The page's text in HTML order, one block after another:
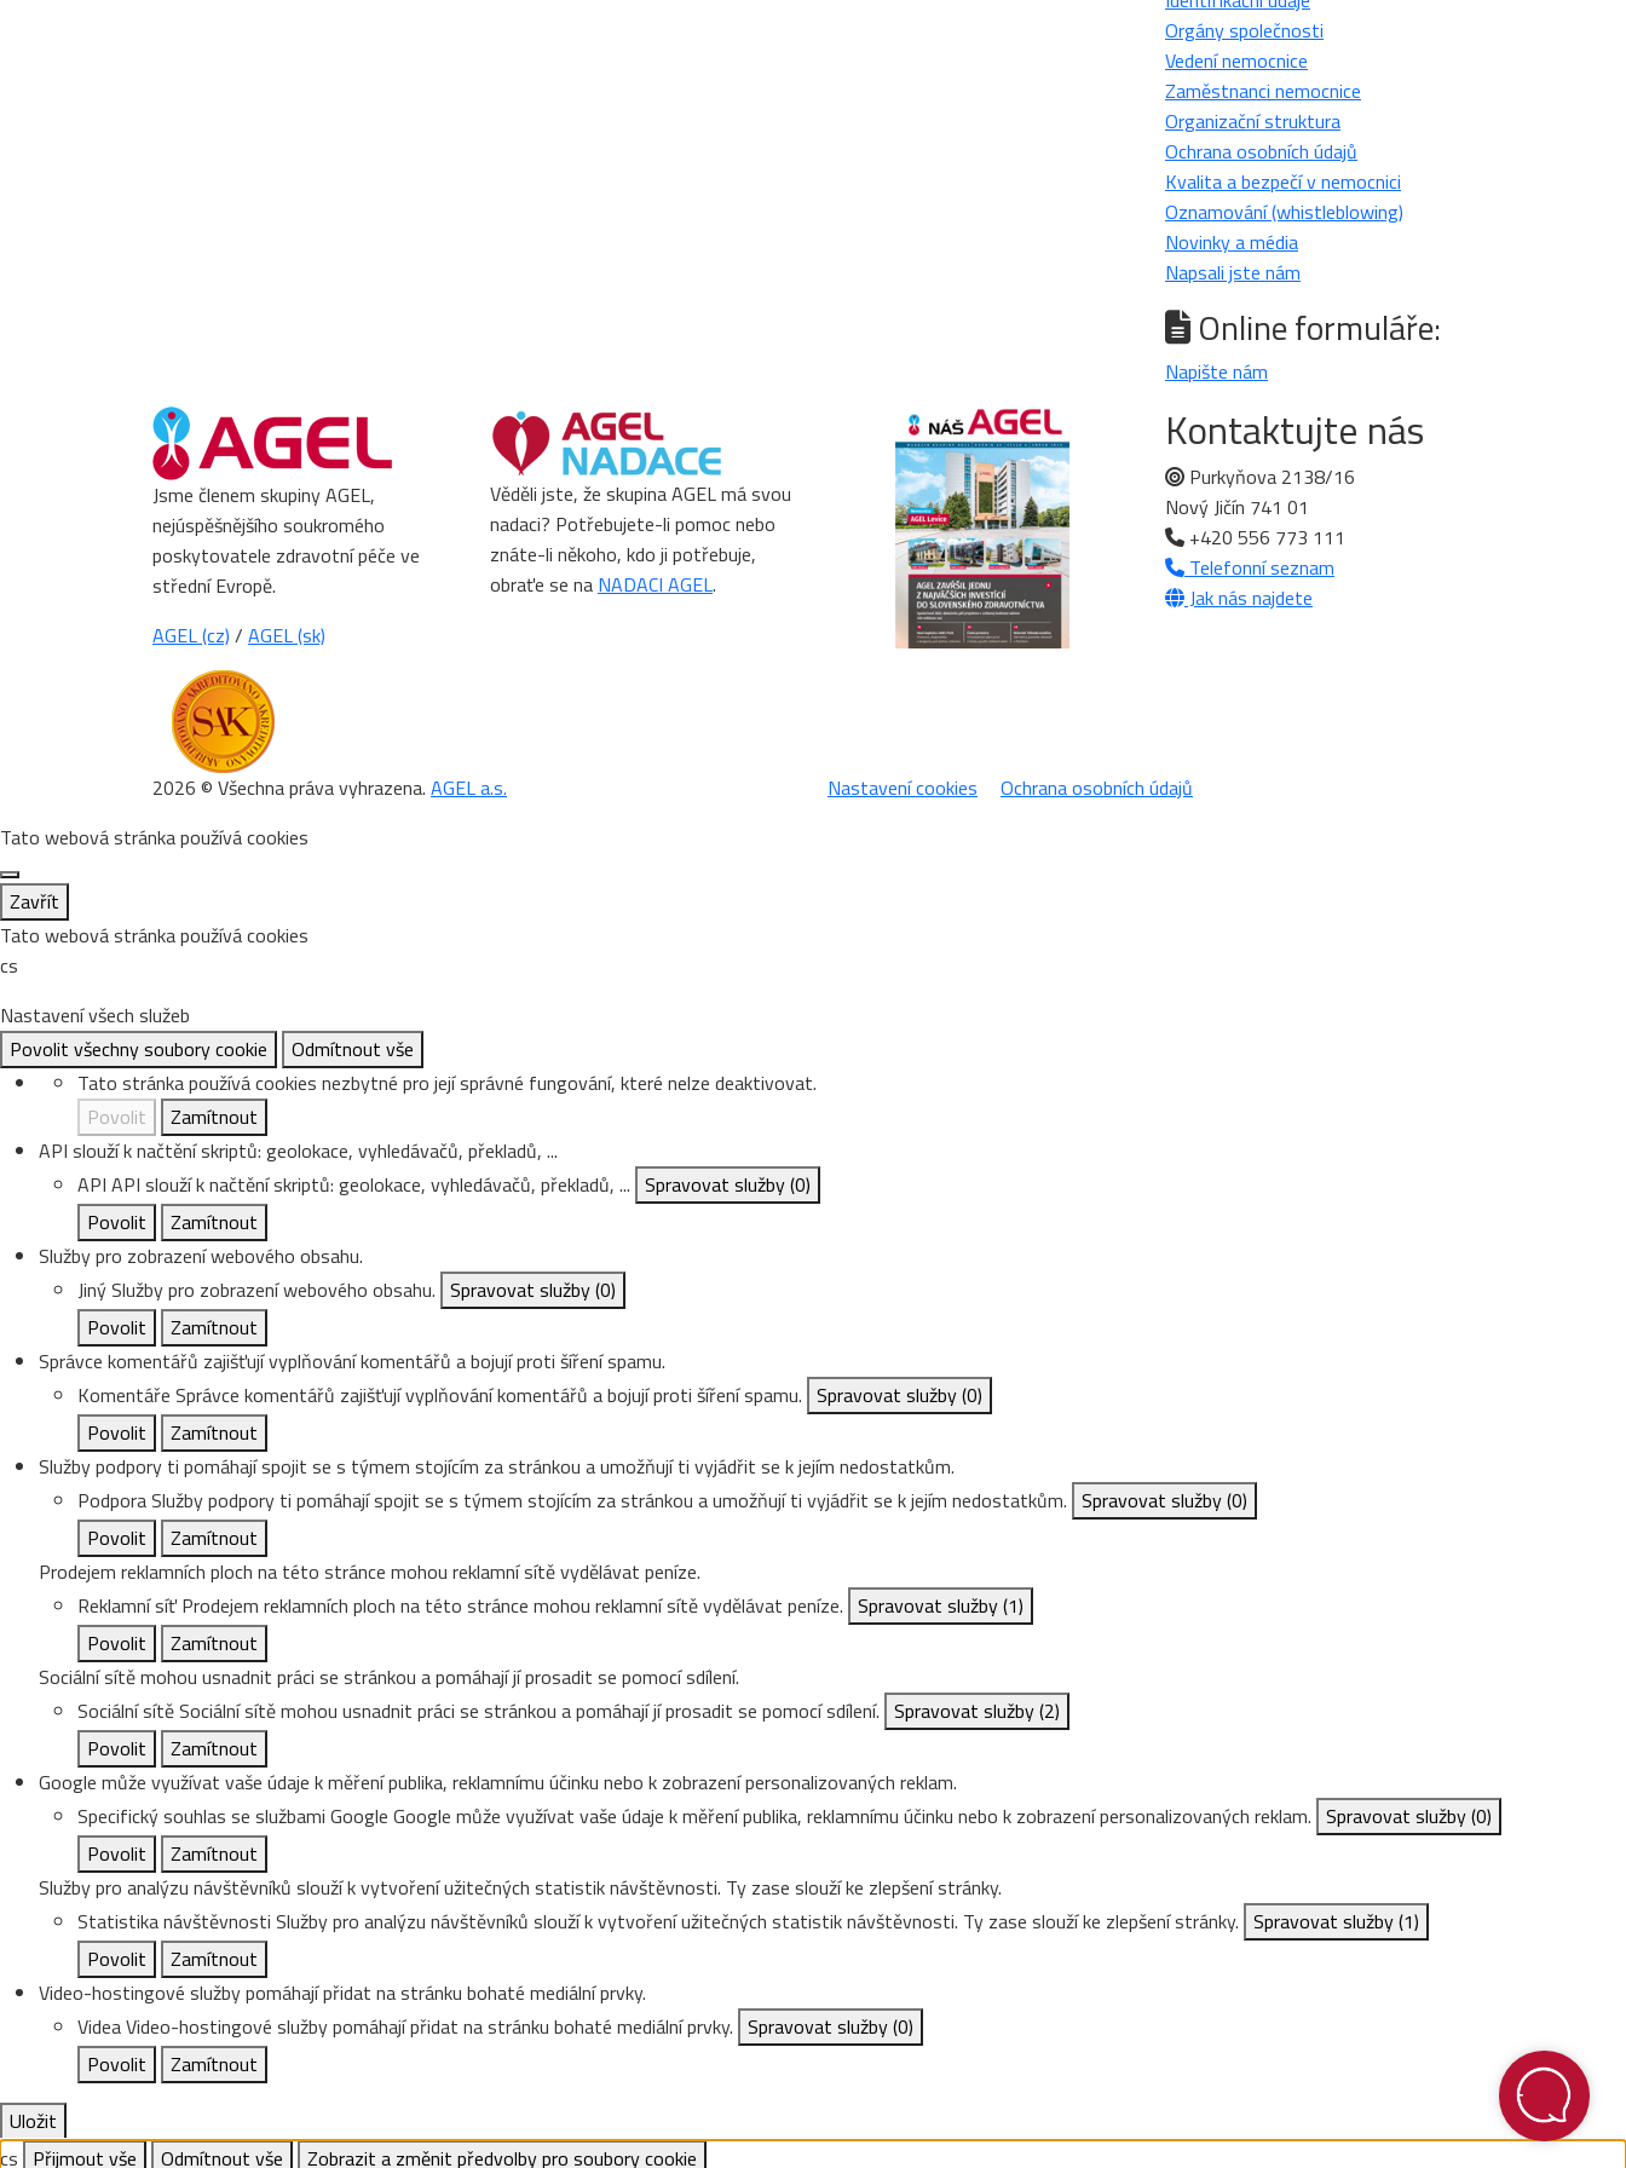
Orgány společnosti
Vedení nemocnice
Zaměstnanci nemocnice
Organizační struktura
Ochrana osobních údajů
Kvalita a bezpečí v nemocnici
Oznamování (whistleblowing)
Novinky a média
Napsali jste nám
Online formuláře:
Napište nám
Jsme členem skupiny AGEL,
nejúspěšnějšího soukromého
poskytovatele zdravotní péče ve
střední Evropě.
AGEL (cz) / AGEL (sk)
Věděli jste, že skupina AGEL má svou
nadaci? Potřebujete-li pomoc nebo
znáte-li někoho, kdo ji potřebuje,
obraťe se na NADACI AGEL.
Kontaktujte nás
Purkyňova 2138/16
Nový Jičín 741 01
+420 556 773 111
Telefonní seznam
Jak nás najdete
2026 © Všechna práva vyhrazena. AGEL a.s. Nastavení cookies
Ochrana osobních údajů
Tato webová stránka používá cookies
Zavřít
Tato webová stránka používá cookies
cs
Nastavení všech služeb
Povolit všechny soubory cookie
Odmítnout vše
Tato stránka používá cookies nezbytné pro její správné fungování, které nelze deaktivovat.
Povolit
Zamítnout
API slouží k načtění skriptů: geolokace, vyhledávačů, překladů, ...
API API slouží k načtění skriptů: geolokace, vyhledávačů, překladů, ... Spravovat služby(0)
Povolit
Zamítnout
Služby pro zobrazení webového obsahu.
JinýSlužby pro zobrazení webového obsahu. Spravovat služby(0)
Povolit
Zamítnout
Správce komentářů zajišťují vyplňování komentářů a bojují proti šíření spamu.
Komentáře Správce komentářů zajišťují vyplňování komentářů a bojují proti šíření spamu. Spravovat služby(0)
Povolit
Zamítnout
Služby podpory ti pomáhají spojit se s týmem stojícím za stránkou a umožňují ti vyjádřit se k jejím nedostatkům.
PodporaSlužby podpory ti pomáhají spojit se s týmem stojícím za stránkou a umožňují ti vyjádřit se k jejím nedostatkům. Spravovat služby(0)
Povolit
Zamítnout
Prodejem reklamních ploch na této stránce mohou reklamní sítě vydělávat peníze.
Reklamní síť Prodejem reklamních ploch na této stránce mohou reklamní sítě vydělávat peníze. Spravovat služby(1)
Povolit
Zamítnout
Sociální sítě mohou usnadnit práci se stránkou a pomáhají jí prosadit se pomocí sdílení.
Sociální sítěSociální sítě mohou usnadnit práci se stránkou a pomáhají jí prosadit se pomocí sdílení. Spravovat služby(2)
Povolit
Zamítnout
Google může využívat vaše údaje k měření publika, reklamnímu účinku nebo k zobrazení personalizovaných reklam.
Specifický souhlas se službami Google Google může využívat vaše údaje k měření publika, reklamnímu účinku nebo k zobrazení personalizovaných reklam. Spravovat služby(0)
Povolit
Zamítnout
Služby pro analýzu návštěvníků slouží k vytvoření užitečných statistik návštěvnosti. Ty zase slouží ke zlepšení stránky.
Statistika návštěvnosti Služby pro analýzu návštěvníků slouží k vytvoření užitečných statistik návštěvnosti. Ty zase slouží ke zlepšení stránky. Spravovat služby(1)
Povolit
Zamítnout
Video-hostingové služby pomáhají přidat na stránku bohaté mediální prvky.
VideaVideo-hostingové služby pomáhají přidat na stránku bohaté mediální prvky. Spravovat služby(0)
Povolit
Zamítnout
Uložit
cs Přijmout vše Odmítnout vše Zobrazit a změnit předvolby pro soubory cookie